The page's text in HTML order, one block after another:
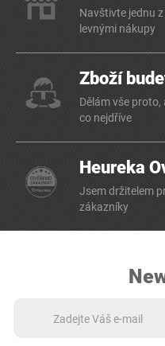
Navštivte jednu
levnými nákupy
Zboží
Dělám vše
co nejdříve
Heureka
Jsem držitelem
zákazníky